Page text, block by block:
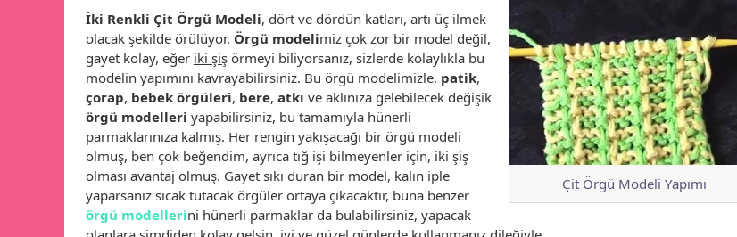
Çit Örgü Modeli Yapımı
İki Renkli Çit Örgü Modeli, dört ve dördün katları, artı üç ilmek
olacak şekilde örülüyor. Örgü modelimiz çok zor bir model değil,
gayet kolay, eğer iki şişörmeyi biliyorsanız, sizlerde kolaylıkla bu
modelin yapımını kavrayabilirsiniz. Bu örgü modelimizle, patik,
çorap, bebek örgüleri, bere, atkı ve aklınıza gelebilecek değişik
örgü modelleri yapabilirsiniz, bu tamamıyla hünerli
parmaklarınıza kalmış. Her rengin yakışacağı bir örgü modeli
olmuş, ben çok beğendim, ayrıca tığ işi bilmeyenler için, iki şiş
olması avantaj olmuş. Gayet sıkı duran bir model, kalın iple
yaparsanız sıcak tutacak örgüler ortaya çıkacaktır, buna benzer
örgü modellerini hünerli parmaklar da bulabilirsiniz, yapacak